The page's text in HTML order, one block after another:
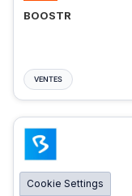
BOOSTR
VENTES
BIGMARKER
Cookie Settings